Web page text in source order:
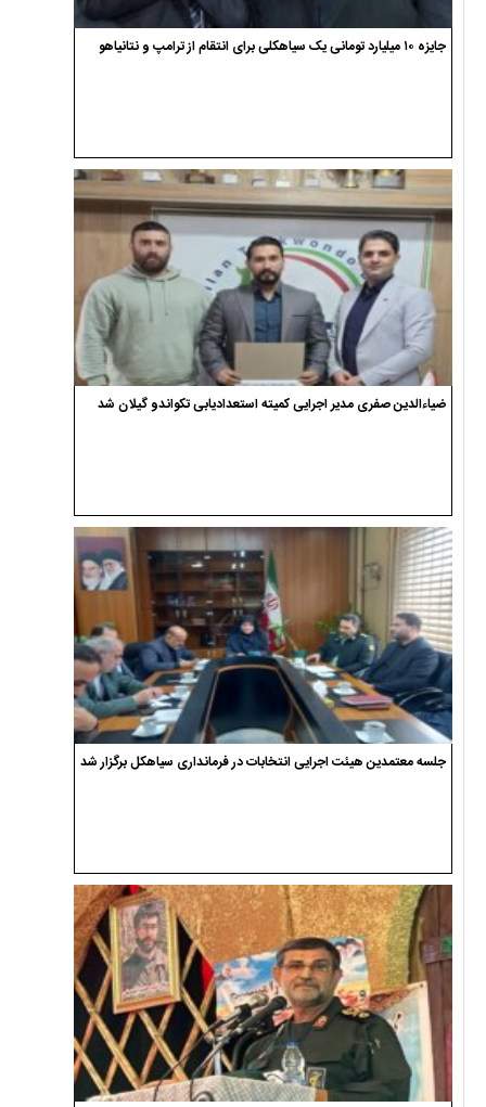
جایزه ۱۰ میلیارد تومانی یک سیاهکلی برای انتقام از ترامپ و نتانیاهو
ضیاءالدین صفری مدیر اجرایی کمیته استعدادیابی تکواندو گیلان شد
جلسه معتمدین هیئت اجرایی انتخابات در فرمانداری سیاهکل برگزار شد